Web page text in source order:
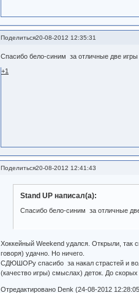
Поделиться20-08-2012 12:35:31
Спасибо бело-синим за отличные две
+1
Поделиться20-08-2012 12:41:43
Stand UP написал(а):
Спасибо бело-синим за отличные
Хоккейный Weekend удался. Открыли, так
говоря) удачно. Но ничего.
СДЮШОРу спасибо за накал страстей и
(качество игры) смыслах) деток. До скорых
Отредактировано Denk (24-08-2012